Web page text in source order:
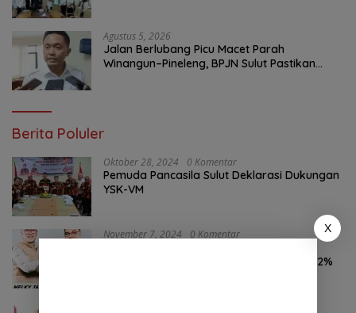
Agustus 5, 2026
Jalan Berlubang Picu Macet Parah
Winangun–Pineleng, BPJN Sulut Pastikan
Berita Poluler
Oktober 28, 2024 0 Komentar
Pemuda Pancasila Sulut Deklarasi Dukungan
YSK-VM
November 7, 2024 0 Komentar
46,74% Kalahkan Petahana JG-KWL 27,62%
X